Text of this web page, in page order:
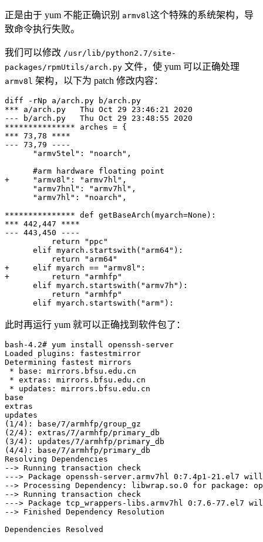
正是由于 yum 不能正确识别 armv8l这个特殊的系统架构，导
致命令执行失败。
我们可以修改 /usr/lib/python2.7/site-
packages/rpmUtils/arch.py 文件，使 yum 可以正确处理
armv8l 架构，以下为 patch 修改内容：
diff -rNp a/arch.py b/arch.py
*** a/arch.py   Thu Oct 29 23:46:21 2020
--- b/arch.py   Thu Oct 29 23:48:55 2020
*************** arches = {
*** 73,78 ****
--- 73,79 ----
      "armv5tel": "noarch",
      #arm hardware floating point
+     "armv8l": "armv7hl",
      "armv7hnl": "armv7hl",
      "armv7hl": "noarch",
*************** def getBaseArch(myarch=None):
*** 442,447 ****
--- 443,450 ----
          return "ppc"
      elif myarch.startswith("arm64"):
          return "arm64"
+     elif myarch == "armv8l":
+         return "armhfp"
      elif myarch.startswith("armv7h"):
          return "armhfp"
此时再运行 yum 就可以正确找到软件包了：
bash-4.2# yum install openssh-server
Loaded plugins: fastestmirror
Determining fastest mirrors
* base: mirrors.bfsu.edu.cn
* extras: mirrors.bfsu.edu.cn
* updates: mirrors.bfsu.edu.cn
base
extras
updates
(1/4): base/7/armhfp/group_gz
(2/4): extras/7/armhfp/primary_db
(3/4): updates/7/armhfp/primary_db
(4/4): base/7/armhfp/primary_db
Resolving Dependencies
--> Running transaction check
---> Package openssh-server.armv7hl 0:7.4p1-21.el7
--> Processing Dependency: libwrap.so.0 for package:
--> Running transaction check
---> Package tcp_wrappers-libs.armv7hl 0:7.6-77.el7
--> Finished Dependency Resolution
Dependencies Resolved